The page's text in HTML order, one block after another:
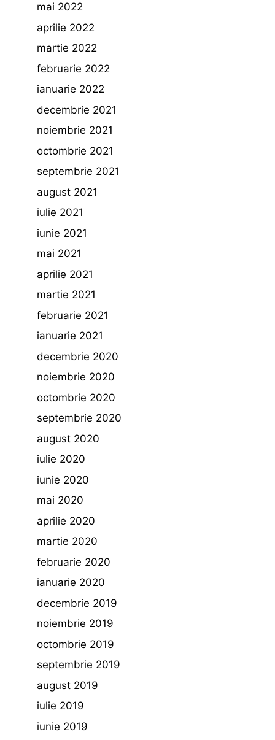
mai 2022
aprilie 2022
martie 2022
februarie 2022
ianuarie 2022
decembrie 2021
noiembrie 2021
octombrie 2021
septembrie 2021
august 2021
iulie 2021
iunie 2021
mai 2021
aprilie 2021
martie 2021
februarie 2021
ianuarie 2021
decembrie 2020
noiembrie 2020
octombrie 2020
septembrie 2020
august 2020
iulie 2020
iunie 2020
mai 2020
aprilie 2020
martie 2020
februarie 2020
ianuarie 2020
decembrie 2019
noiembrie 2019
octombrie 2019
septembrie 2019
august 2019
iulie 2019
iunie 2019